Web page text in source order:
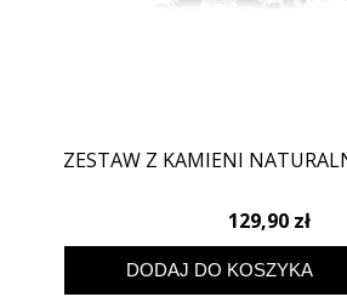
ZESTAW Z KAMIENI
129,90 zł